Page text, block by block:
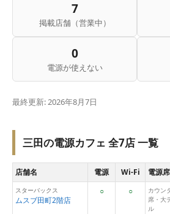
7
掲載店舗（営業中）
0
電源が使えない
最終更新: 2026年8月7日
三田の電源カフェ 全7店 一覧
店舗名 電源 Wi-Fi 電源席
スターバックス
ムスブ田町2階店
○ ○
カウン
席・大
ル